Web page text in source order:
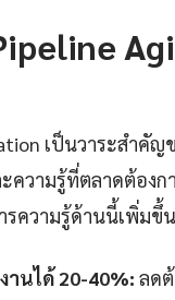
เป็นวาระสำคัญ
ความรู้ที่ตลาดต้อง
รความรู้ด้านนี้เพิ่มขึ้
นได้ 20-40%: ลด